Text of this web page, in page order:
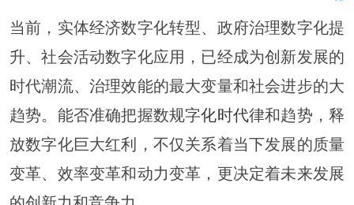
当前，实体经济数字化转型、政府治理数字化提
升、社会活动数字化应用，已经成为创新发展的
时代潮流、治理效能的最大变量和社会进步的大
趋势。能否准确把握数规字化时代律和趋势，释
放数字化巨大红利，不仅关系着当下发展的质量
变革、效率变革和动力变革，更决定着未来发展